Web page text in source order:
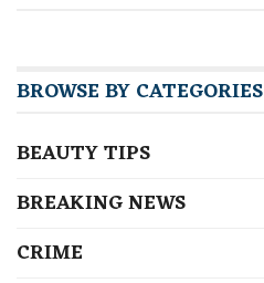
BROWSE BY CATEGORIES
BEAUTY TIPS
BREAKING NEWS
CRIME